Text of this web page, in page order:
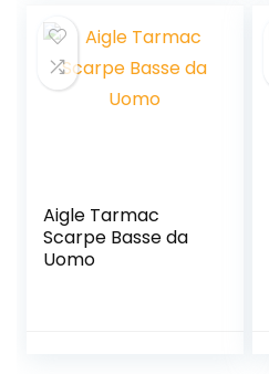
Aigle Tarmac
Scarpe Basse da
Uomo